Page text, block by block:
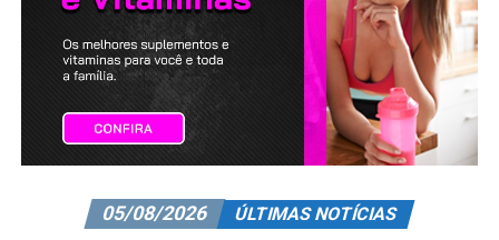
05/08/2026 ÚLTIMAS NOTÍCIAS